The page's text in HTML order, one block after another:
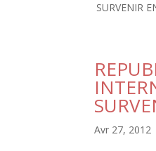
SURVENIR
Avr 27, 2012